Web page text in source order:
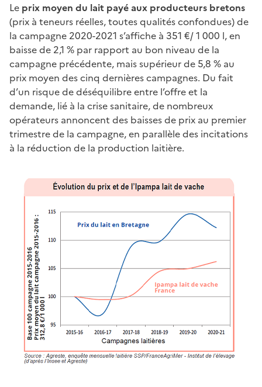
Le prix moyen du lait payé aux producteurs bretons
(prix à teneurs réelles, toutes qualités confondues) de
la campagne 2020-2021 s’affiche à 351 €/ 1 000 l, en
baisse de 2,1 % par rapport au bon niveau de la
campagne précédente, mais supérieur de 5,8 % au
prix moyen des cinq dernières campagnes. Du fait
d’un risque de déséquilibre entre l’offre et la
demande, lié à la crise sanitaire, de nombreux
opérateurs annoncent des baisses de prix au premier
trimestre de la campagne, en parallèle des incitations
à la réduction de la production laitière.